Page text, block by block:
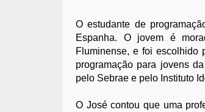
O estudante de
Espanha. O jovem é
Fluminense, e foi escolhido
programação para jovens
pelo Sebrae e pelo Instituto
O José contou que uma